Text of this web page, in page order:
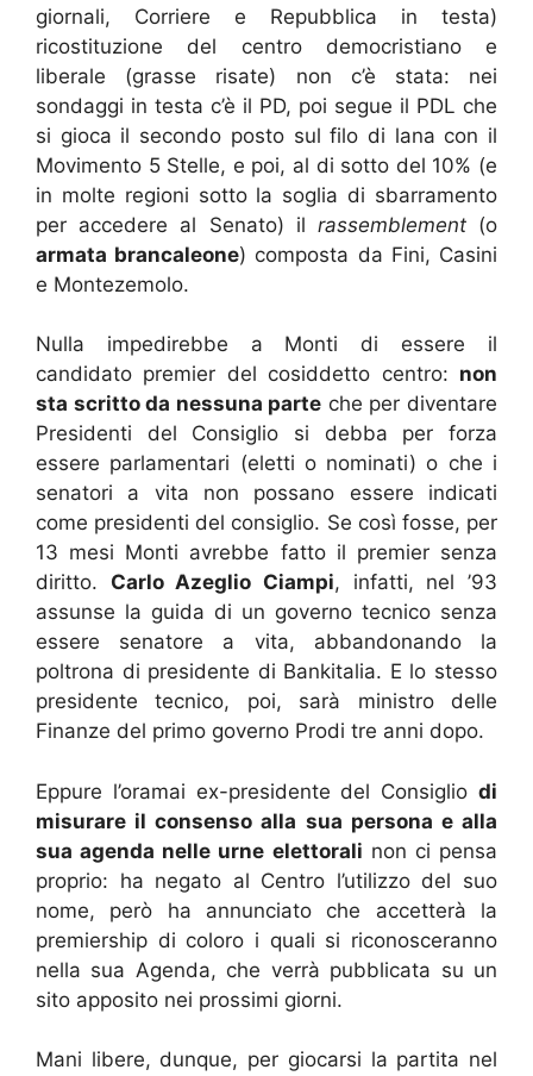
giornali, Corriere e Repubblica in testa)
ricostituzione del centro democristiano e
liberale (grasse risate) non c’è stata: nei
sondaggi in testa c’è il PD, poi segue il PDL che
si gioca il secondo posto sul filo di lana con il
Movimento 5 Stelle, e poi, al di sotto del 10% (e
in molte regioni sotto la soglia di sbarramento
per accedere al Senato) il rassemblement(o
armata brancaleone) composta da Fini, Casini
e Montezemolo.
Nulla impedirebbe a Monti di essere il
candidato premier del cosiddetto centro: non
sta scritto da nessuna parte che per diventare
Presidenti del Consiglio si debba per forza
essere parlamentari (eletti o nominati) o che i
senatori a vita non possano essere indicati
come presidenti del consiglio. Se così fosse, per
13 mesi Monti avrebbe fatto il premier senza
diritto. Carlo Azeglio Ciampi, infatti, nel ’93
assunse la guida di un governo tecnico senza
essere senatore a vita, abbandonando la
poltrona di presidente di Bankitalia. E lo stesso
presidente tecnico, poi, sarà ministro delle
Finanze del primo governo Prodi tre anni dopo.
Eppure l’oramai ex-presidente del Consiglio di
misurare il consenso alla sua persona e alla
sua agenda nelle urne elettorali non ci pensa
proprio: ha negato al Centro l’utilizzo del suo
nome, però ha annunciato che accetterà la
premiership di coloro i quali si riconosceranno
nella sua Agenda, che verrà pubblicata su un
sito apposito nei prossimi giorni.
Mani libere, dunque, per giocarsi la partita nel